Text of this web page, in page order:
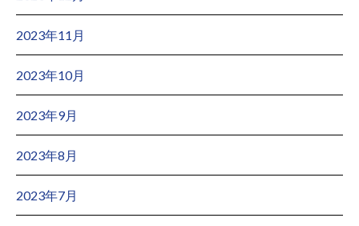
2023年11月
2023年10月
2023年9月
2023年8月
2023年7月